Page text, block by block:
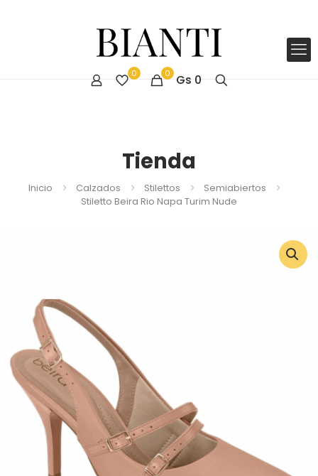
0 0 Gs 0
Tienda
Inicio Calzados Stilettos
Semiabiertos
Stiletto Beira Rio Napa Turim Nude